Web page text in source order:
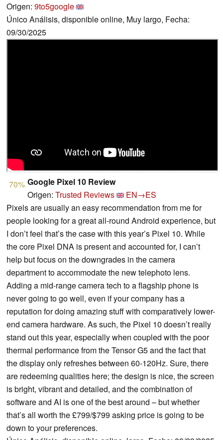
Origen: 9to5google
Único Análisis, disponible online, Muy largo, Fecha:
09/30/2025
70% Google Pixel 10 Review
Origen: Trusted Reviews
EN→ES
Pixels are usually an easy recommendation from me for
people looking for a great all-round Android experience, but
I don’t feel that’s the case with this year’s Pixel 10. While
the core Pixel DNA is present and accounted for, I can’t
help but focus on the downgrades in the camera
department to accommodate the new telephoto lens.
Adding a mid-range camera tech to a flagship phone is
never going to go well, even if your company has a
reputation for doing amazing stuff with comparatively lower-
end camera hardware. As such, the Pixel 10 doesn’t really
stand out this year, especially when coupled with the poor
thermal performance from the Tensor G5 and the fact that
the display only refreshes between 60-120Hz. Sure, there
are redeeming qualities here; the design is nice, the screen
is bright, vibrant and detailed, and the combination of
software and AI is one of the best around – but whether
that’s all worth the £799/$799 asking price is going to be
down to your preferences.